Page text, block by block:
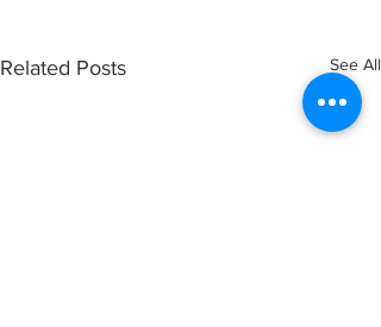
Related Posts See All